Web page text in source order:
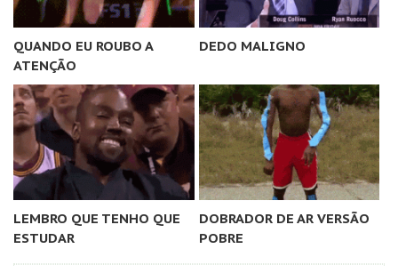
QUANDO EU ROUBO A
ATENÇÃO
DEDO MALIGNO
LEMBRO QUE TENHO QUE
ESTUDAR
DOBRADOR DE AR VERSÃO
POBRE